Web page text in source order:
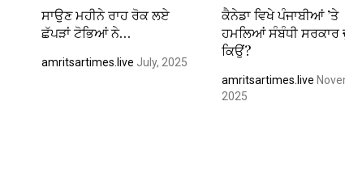
ਸਾਉਣ ਮਹੀਨੇ ਰਾਹ ਰੋਕ ਲਏ
ਛੱਪੜਾਂ ਟੋਭਿਆਂ ਨੇ…
amritsartimes.live July, 2025
ਕੈਨੇਡਾ ਵਿਖੇ ਪੰਜਾਬੀਆਂ ’ਤੇ
ਹਮਲਿਆਂ ਸੰਬੰਧੀ ਸਰਕਾਰ
ਕਿਉਂ?
amritsartimes.live
2025